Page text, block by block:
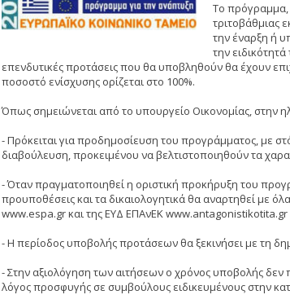
Το πρόγραμμα,
τριτοβάθμιας
την έναρξη ή
την
επενδυτικές προτάσεις που θα υποβληθούν θα έχουν
ποσοστό ενίσχυσης ορίζεται στο 100%.
Όπως σημειώνεται από το υπουργείο Οικονομίας, στην
- Πρόκειται για προδημοσίευση του προγράμματος, με
διαβούλευση, προκειμένου να βελτιστοποιηθούν τα
- Όταν πραγματοποιηθεί η οριστική προκήρυξη του
προυποθέσεις και τα δικαιολογητικά θα αναρτηθεί με
www.espa.gr και της ΕΥΔ ΕΠΑνΕΚ www.antagonistikotita.gr
- Η περίοδος υποβολής προτάσεων θα ξεκινήσει με τη
- Στην αξιολόγηση των αιτήσεων ο χρόνος υποβολής
λόγος προσφυγής σε συμβούλους ειδικευμένους στην